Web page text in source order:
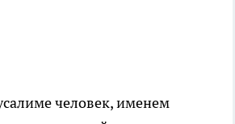
человек, именем